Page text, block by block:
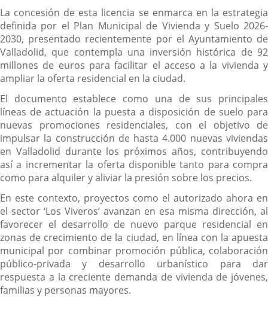
La concesión de esta licencia se enmarca en la estrategia
definida por el Plan Municipal de Vivienda y Suelo 2026-
2030, presentado recientemente por el Ayuntamiento de
Valladolid, que contempla una inversión histórica de 92
millones de euros para facilitar el acceso a la vivienda y
ampliar la oferta residencial en la ciudad.
El documento establece como una de sus principales
líneas de actuación la puesta a disposición de suelo para
nuevas promociones residenciales, con el objetivo de
impulsar la construcción de hasta 4.000 nuevas viviendas
en Valladolid durante los próximos años, contribuyendo
así a incrementar la oferta disponible tanto para compra
como para alquiler y aliviar la presión sobre los precios.
En este contexto, proyectos como el autorizado ahora en
el sector ‘Los Viveros’ avanzan en esa misma dirección, al
favorecer el desarrollo de nuevo parque residencial en
zonas de crecimiento de la ciudad, en línea con la apuesta
municipal por combinar promoción pública, colaboración
público-privada y desarrollo urbanístico para dar
respuesta a la creciente demanda de vivienda de jóvenes,
familias y personas mayores.